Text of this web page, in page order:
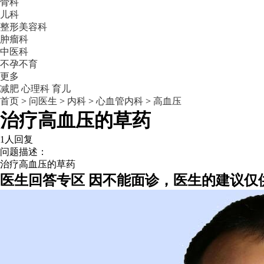
骨科
儿科
整形美容科
肿瘤科
中医科
不孕不育
更多
减肥 心理科 育儿
首页 > 问医生 > 内科 > 心血管内科 > 高血压
治疗高血压的草药
1人回复
问题描述：
治疗高血压的草药
医生回答专区 因不能面诊，医生的建议仅